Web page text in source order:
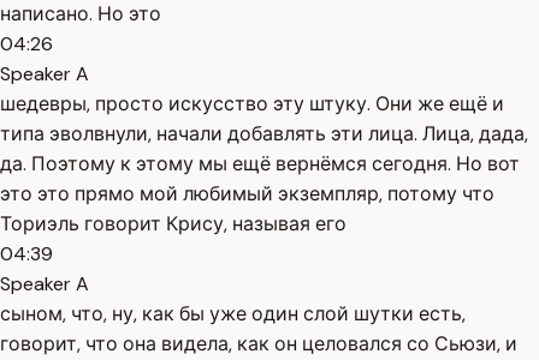
написано. Но это
04:26
Speaker A
шедевры, просто искусство эту штуку. Они же ещё и
типа эволвнули, начали добавлять эти лица. Лица, дада,
да. Поэтому к этому мы ещё вернёмся сегодня. Но вот
это это прямо мой любимый экземпляр, потому что
Ториэль говорит Крису, называя его
04:39
Speaker A
сыном, что, ну, как бы уже один слой шутки есть,
говорит, что она видела, как он целовался со Сьюзи, и